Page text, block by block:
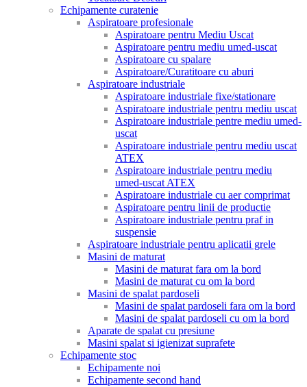
Echipamente curatenie
Aspiratoare profesionale
Aspiratoare pentru Mediu Uscat
Aspiratoare pentru mediu umed-uscat
Aspiratoare cu spalare
Aspiratoare/Curatitoare cu aburi
Aspiratoare industriale
Aspiratoare industriale fixe/stationare
Aspiratoare industriale pentru mediu uscat
Aspiratoare industriale pentre mediu umed-
uscat
Aspiratoare industriale pentru mediu uscat
ATEX
Aspiratoare industriale pentru mediu
umed-uscat ATEX
Aspiratoare industriale cu aer comprimat
Aspiratoare pentru linii de productie
Aspiratoare industriale pentru praf in
suspensie
Aspiratoare industriale pentru aplicatii grele
Masini de maturat
Masini de maturat fara om la bord
Masini de maturat cu om la bord
Masini de spalat pardoseli
Masini de spalat pardoseli fara om la bord
Masini de spalat pardoseli cu om la bord
Aparate de spalat cu presiune
Masini spalat si igienizat suprafete
Echipamente stoc
Echipamente noi
Echipamente second hand